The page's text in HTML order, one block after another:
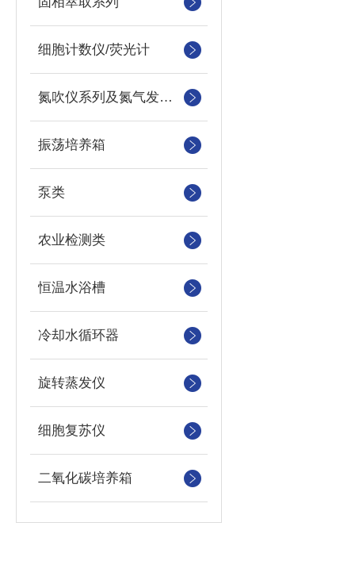
细胞计数仪/荧光计
氮吹仪系列及氮气发生器
振荡培养箱
泵类
农业检测类
恒温水浴槽
冷却水循环器
旋转蒸发仪
细胞复苏仪
二氧化碳培养箱